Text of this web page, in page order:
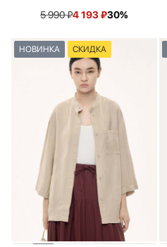
5 990₽4 193₽30%
НОВИНКА СКИДКА